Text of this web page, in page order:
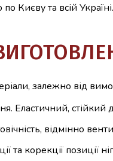
Києву та всій
залежно від
Еластичний, стійкий
відмінно
та корекції позиції